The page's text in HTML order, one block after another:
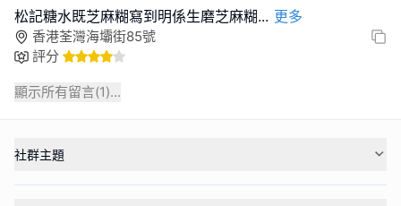
松記糖水既芝麻糊寫到明係生磨芝麻糊... 更多
香港荃灣海壩街85號
評分
顯示所有留言(1)...
社群主題